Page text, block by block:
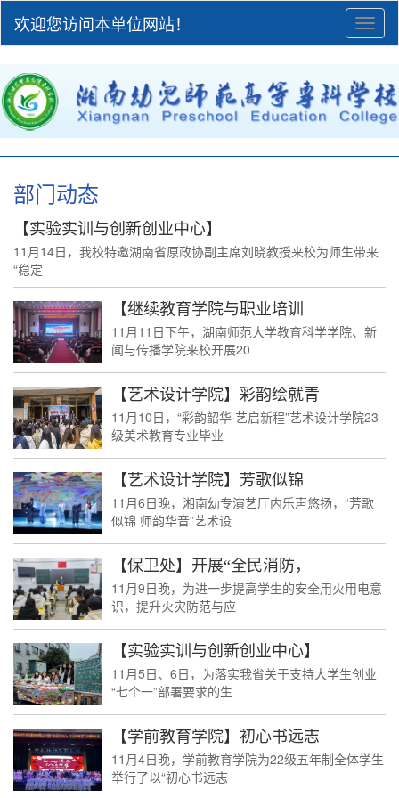
欢迎您访问本单位网站！
部门动态
【实验实训与创新创业中心】
11月14日，我校特邀湖南省原政协副主席刘晓教授来校为师生带来
“稳定
【继续教育学院与职业培训
11月11日下午，湖南师范大学教育科学学院、新
闻与传播学院来校开展20
【艺术设计学院】彩韵绘就青
11月10日，“彩韵韶华·艺启新程”艺术设计学院23
级美术教育专业毕业
【艺术设计学院】芳歌似锦
11月6日晚，湘南幼专演艺厅内乐声悠扬，“芳歌
似锦 师韵华音”艺术设
【保卫处】开展“全民消防，
11月9日晚，为进一步提高学生的安全用火用电意
识，提升火灾防范与应
【实验实训与创新创业中心】
11月5日、6日，为落实我省关于支持大学生创业
“七个一”部署要求的生
【学前教育学院】初心书远志
11月4日晚，学前教育学院为22级五年制全体学生
举行了以“初心书远志